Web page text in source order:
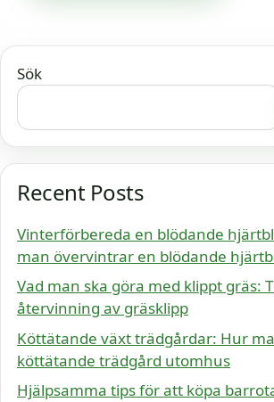
Sök
Recent Posts
Vinterförbereda en blödande
man övervintrar en blödande
Vad man ska göra med klippt gräs:
återvinning av gräsklipp
Köttätande växt trädgårdar: Hur
köttätande trädgård utomhus
Hjälpsamma tips för att köpa